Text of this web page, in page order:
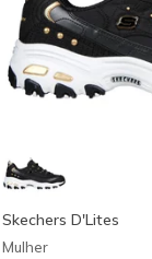
Skechers D'Lites
Mulher